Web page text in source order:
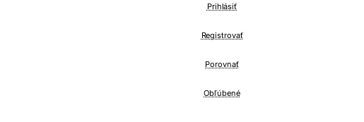
Prihlásiť
Registrovať
Porovnať
Obľúbené